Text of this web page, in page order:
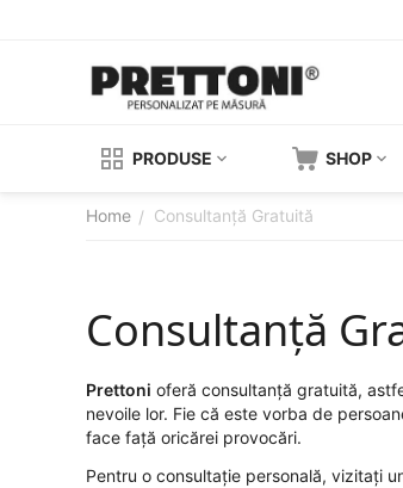
PRODUSE SHOP
Home / Consultanță Gratuită
Consultanță
Prettoni oferă consultanță gratuită,
nevoile lor. Fie că este vorba de
face față oricărei provocări.
Pentru o consultație personală, vizitați